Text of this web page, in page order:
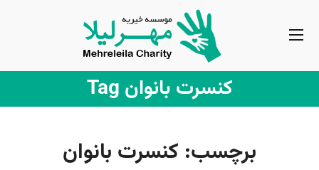
کنسرت بانوان Tag
برچسب: کنسرت بانوان